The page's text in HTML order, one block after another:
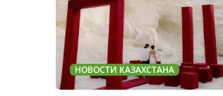
НОВОСТИ КАЗАХСТАНА